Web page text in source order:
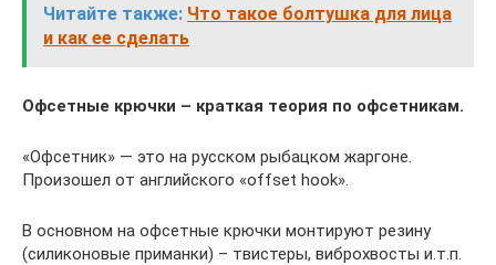
Читайте также: Что такое болтушка для лица
и как ее сделать
Офсетные крючки – краткая теория по офсетникам.
«Офсетник» — это на русском рыбацком жаргоне.
Произошел от английского «offset hook».
В основном на офсетные крючки монтируют резину
(силиконовые приманки) – твистеры, виброхвосты и.т.п.